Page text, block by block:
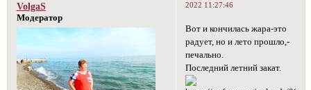
2022 11:27:46
VolgaS
Модератор
Вот и кончилась жара-это
радует, но и лето прошло,-
печально.
Последний летний закат.